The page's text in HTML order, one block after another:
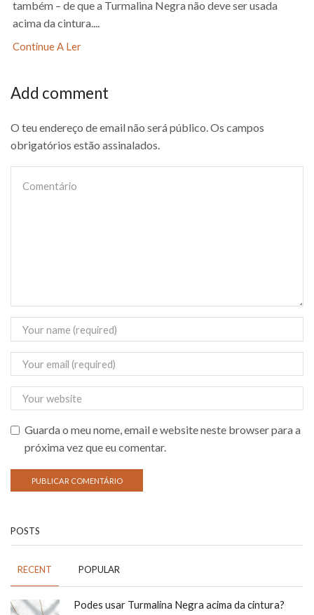
também – de que a Turmalina Negra não deve ser usada
acima da cintura....
Continue A Ler
Add comment
O teu endereço de email não será público. Os campos
obrigatórios estão assinalados.
Guarda o meu nome, email e website neste browser para a
próxima vez que eu comentar.
POSTS
RECENT POPULAR
Podes usar Turmalina Negra acima da cintura?